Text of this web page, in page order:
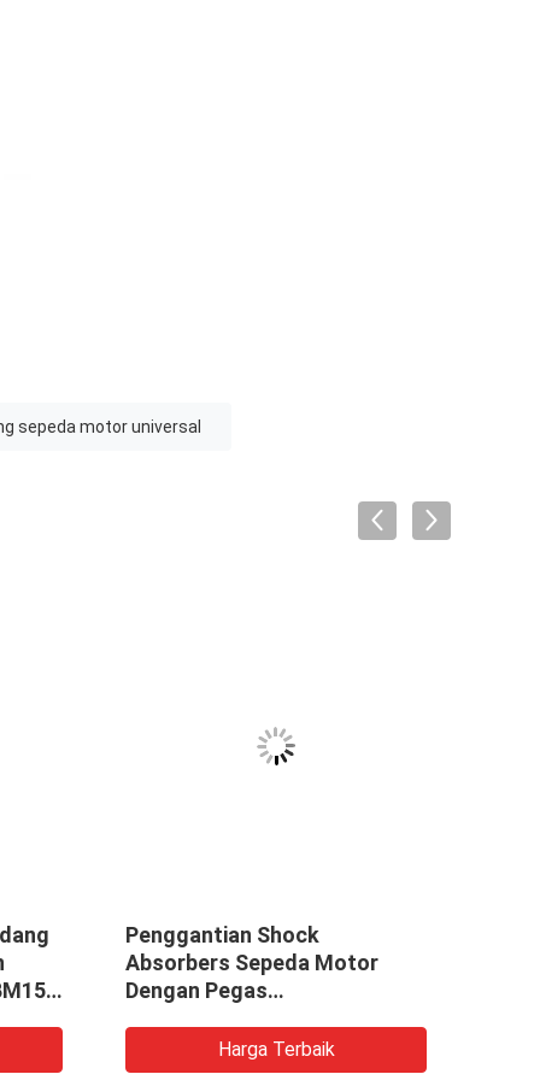
sepeda motor universal
Penggantian Shock
Absorbers Sepeda Motor
Dengan Pegas
Harga Terbaik